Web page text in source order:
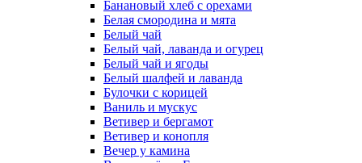
Банановый хлеб с орехами
Белая смородина и мята
Белый чай
Белый чай, лаванда и огурец
Белый чай и ягоды
Белый шалфей и лаванда
Булочки с корицей
Ваниль и мускус
Ветивер и бергамот
Ветивер и конопля
Вечер у камина